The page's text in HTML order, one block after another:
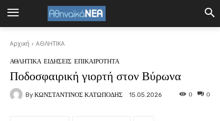
Αρχική ΑΘΛΗΤΙΚΑ
ΑΘΛΗΤΙΚΑ ΕΙΔΗΣΕΙΣ ΕΠΙΚΑΙΡΟΤΗΤΑ
Ποδοσφαιρική γιορτή στον Βύρωνα
By ΚΩΝΣΤΑΝΤΙΝΟΣ ΚΑΤΩΠΟΔΗΣ 15.05.2026 0
0